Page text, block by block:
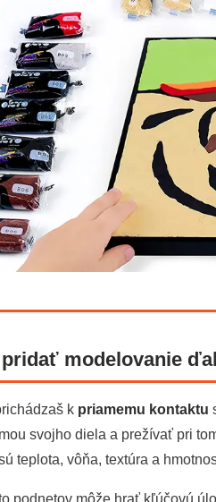
modelovanie
k priamemu kontaktu
svojho diela a prežívať pri
teplota, vôňa, textúra a
podnetov môže hrať kľúčovú